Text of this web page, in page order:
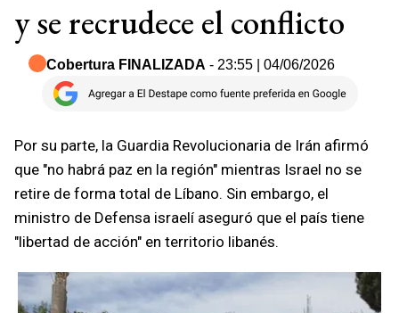
y se recrudece el conflicto
Cobertura FINALIZADA - 23:55 | 04/06/2026
Por su parte, la Guardia Revolucionaria de Irán afirmó
que "no habrá paz en la región" mientras Israel no se
retire de forma total de Líbano. Sin embargo, el
ministro de Defensa israelí aseguró que el país tiene
"libertad de acción" en territorio libanés.